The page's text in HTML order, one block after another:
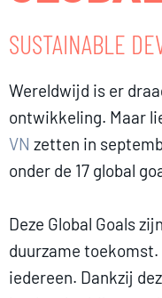
SUSTAINABLE
Wereldwijd is er
ontwikkeling. Maar
VN zetten in
onder de 17 global
Deze Global Goals
duurzame toekomst.
iedereen. Dankzij